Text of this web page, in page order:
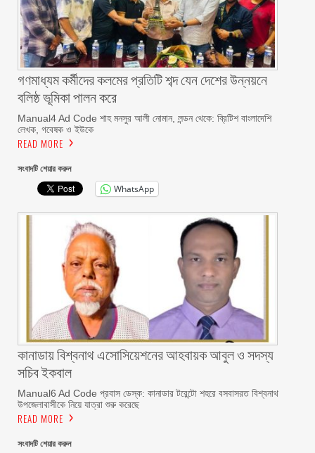
গণমাধ্যম কর্মীদের কলমের প্রতিটি শব্দ যেন দেশের উন্নয়নে
বলিষ্ঠ ভূমিকা পালন করে
Manual4 Ad Code শাহ মনসুর আলী নোমান, লন্ডন থেকে: ব্রিটিশ বাংলাদেশি
লেখক, গবেষক ও ইউকে
READ MORE
সংবাদটি শেয়ার করুন
WhatsApp
কানাডায় বিশ্বনাথ এসোসিয়েশনের আহবায়ক আবুল ও সদস্য
সচিব ইকবাল
Manual6 Ad Code প্রবাস ডেস্ক: কানাডার টরেন্টো শহরে বসবাসরত বিশ্বনাথ
উপজেলাবাসীকে নিয়ে যাত্রা শুরু করেছে
READ MORE
সংবাদটি শেয়ার করুন